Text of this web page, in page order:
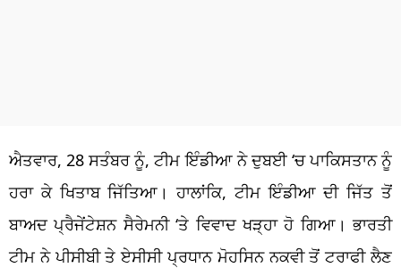
ਐਤਵਾਰ, 28 ਸਤੰਬਰ ਨੂੰ, ਟੀਮ ਇੰਡੀਆ ਨੇ ਦੁਬਈ ‘ਚ ਪਾਕਿਸਤਾਨ ਨੂੰ
ਹਰਾ ਕੇ ਖਿਤਾਬ ਜਿੱਤਿਆ। ਹਾਲਾਂਕਿ, ਟੀਮ ਇੰਡੀਆ ਦੀ ਜਿੱਤ ਤੋਂ
ਬਾਅਦਪ੍ਰੈਜੇਂਟੇਸ਼ਨ ਸੈਰੇਮਨੀ‘ਤੇ ਵਿਵਾਦ ਖੜ੍ਹਾ ਹੋ ਗਿਆ। ਭਾਰਤੀ
ਟੀਮ ਨੇ ਪੀਸੀਬੀ ਤੇ ਏਸੀਸੀ ਪ੍ਰਧਾਨ ਮੋਹਸਿਨ ਨਕਵੀ ਤੋਂ ਟਰਾਫੀ ਲੈਣ